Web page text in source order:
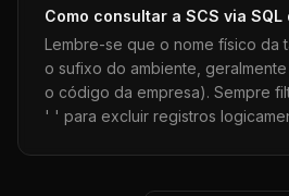
Como consultar a SCS via SQL
Lembre-se que o nome físico da
o sufixo do ambiente, geralmente
o código da empresa). Sempre
' ' para excluir registros